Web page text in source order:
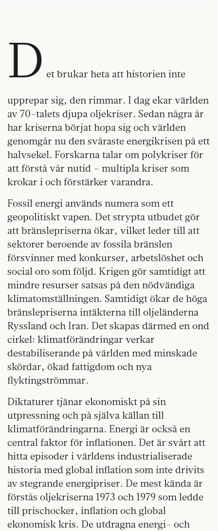
D et brukar heta att historien inte
upprepar sig, den rimmar. I dag ekar världen
av 70-talets djupa oljekriser. Sedan några år
har kriserna börjat hopa sig och världen
genomgår nu den svåraste energikrisen på ett
halvsekel. Forskarna talar om polykriser för
att förstå vår nutid – multipla kriser som
krokar i och förstärker varandra.
Fossil energi används numera som ett
geopolitiskt vapen. Det strypta utbudet gör
att bränslepriserna ökar, vilket leder till att
sektorer beroende av fossila bränslen
försvinner med konkurser, arbetslöshet och
social oro som följd. Krigen gör samtidigt att
mindre resurser satsas på den nödvändiga
klimatomställningen. Samtidigt ökar de höga
bränslepriserna intäkterna till oljeländerna
Ryssland och Iran. Det skapas därmed en ond
cirkel: klimatförändringar verkar
destabiliserande på världen med minskade
skördar, ökad fattigdom och nya
flyktingströmmar.
Diktaturer tjänar ekonomiskt på sin
utpressning och på själva källan till
klimatförändringarna. Energi är också en
central faktor för inflationen. Det är svårt att
hitta episoder i världens industrialiserade
historia med global inflation som inte drivits
av stegrande energipriser. De mest kända är
förstås oljekriserna 1973 och 1979 som ledde
till prischocker, inflation och global
ekonomisk kris. De utdragna energi- och